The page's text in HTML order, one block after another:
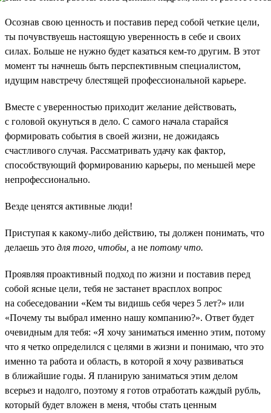
Осознав свою ценность и поставив перед собой четкие цели,
ты почувствуешь настоящую уверенность в себе и своих
силах. Больше не нужно будет казаться кем-то другим. В этот
момент ты начнешь быть перспективным специалистом,
идущим навстречу блестящей профессиональной карьере.
Вместе с уверенностью приходит желание действовать,
с головой окунуться в дело. С самого начала старайся
формировать события в своей жизни, не дожидаясь
счастливого случая. Рассматривать удачу как фактор,
способствующий формированию карьеры, по меньшей мере
непрофессионально.
Везде ценятся активные люди!
Приступая к какому-либо действию, ты должен понимать, что
делаешь это для того, чтобы, а не потому что.
Проявляя проактивный подход по жизни и поставив перед
собой ясные цели, тебя не застанет врасплох вопрос
на собеседовании «Кем ты видишь себя через 5 лет?» или
«Почему ты выбрал именно нашу компанию?». Ответ будет
очевидным для тебя: «Я хочу заниматься именно этим, потому
что я четко определился с целями в жизни и понимаю, что это
именно та работа и область, в которой я хочу развиваться
в ближайшие годы. Я планирую заниматься этим делом
всерьез и надолго, поэтому я готов отработать каждый рубль,
который будет вложен в меня, чтобы стать ценным